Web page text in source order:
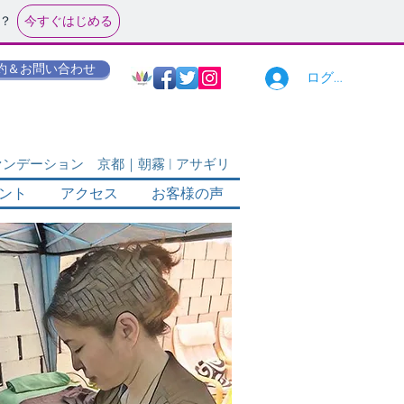
今すぐはじめる
＆お問い合わせ
ログイン
ーション 京都｜朝霧 | アサギリ
ト アクセス お客様の声